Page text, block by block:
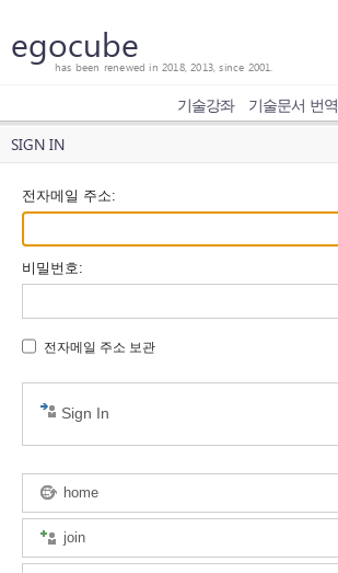
egocube
has been renewed in 2018, 2013, since 2001.
기술강좌 기술문서 번역
SIGN IN
전자메일 주소:
비밀번호:
전자메일 주소 보관
Sign In
home
join